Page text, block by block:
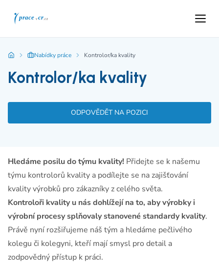
Nabídky práce Kontrolor/ka kvality
Kontrolor/ka kvality
ODPOVĚDĚT NA POZICI
Hledáme posilu do týmu kvality! Přidejte se k našemu
týmu kontrolorů kvality a podílejte se na zajišťování
kvality výrobků pro zákazníky z celého světa.
Kontroloři kvality u nás dohlížejí na to, aby výrobky i
výrobní procesy splňovaly stanovené standardy kvality.
Právě nyní rozšiřujeme náš tým a hledáme pečlivého
kolegu či kolegyni, kteří mají smysl pro detail a
zodpovědný přístup k práci.